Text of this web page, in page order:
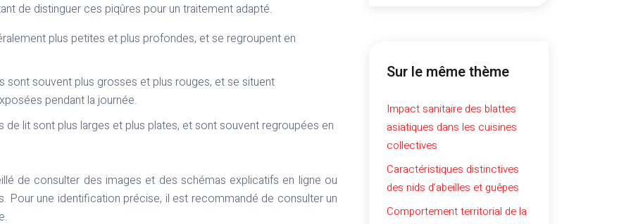
de distinguer ces piqûres pour un traitement adapté.
plus petites et plus profondes, et se regroupent en
sont souvent plus grosses et plus rouges, et se situent
pendant la journée.
de lit sont plus larges et plus plates, et sont souvent regroupées en
de consulter des images et des schémas explicatifs en ligne ou
Pour une identification précise, il est recommandé de consulter un
Sur le même thème
Impact sanitaire des blattes
asiatiques dans les cuisines
collectives
Caractéristiques distinctives
des nids d’abeilles et guêpes
Comportement territorial de la